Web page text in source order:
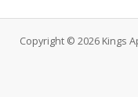
Copyright © 2026 Kings